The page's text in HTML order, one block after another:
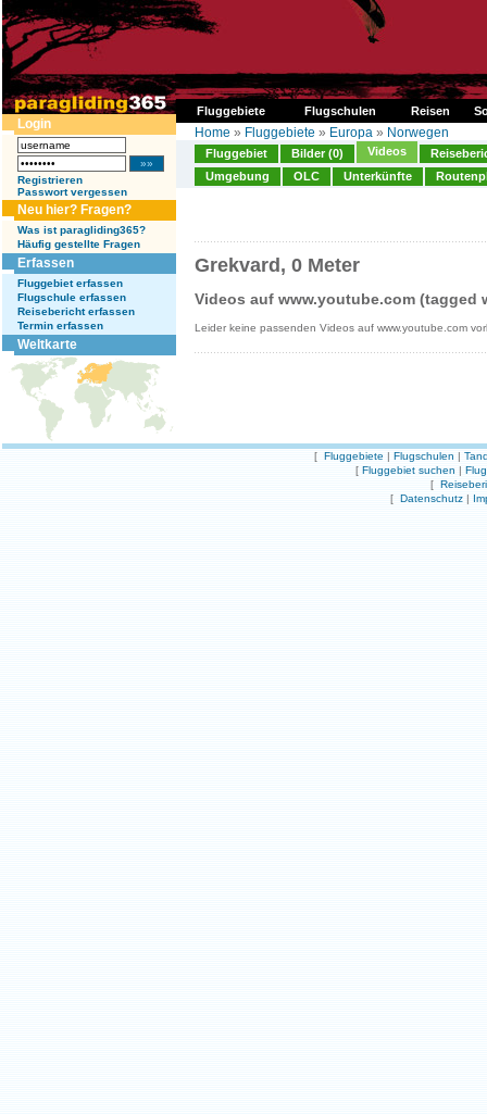
Fluggebiete Flugschulen Reisen
Login
Registrieren
Passwort vergessen
Neu hier? Fragen?
Was ist paragliding365?
Häufig gestellte Fragen
Erfassen
Fluggebiet erfassen
Flugschule erfassen
Reisebericht erfassen
Termin erfassen
Weltkarte
Home » Fluggebiete » Europa » Norwegen
Fluggebiet Bilder (0) Videos
Umgebung
OLC Unterkünfte
Grekvard, 0 Meter
Videos auf www.youtube.com
Leider keine passenden Videos auf www.youtube.com
[ Fluggebiete | Flugschulen |
[ Fluggebiet suchen |
[
[ Datenschutz |